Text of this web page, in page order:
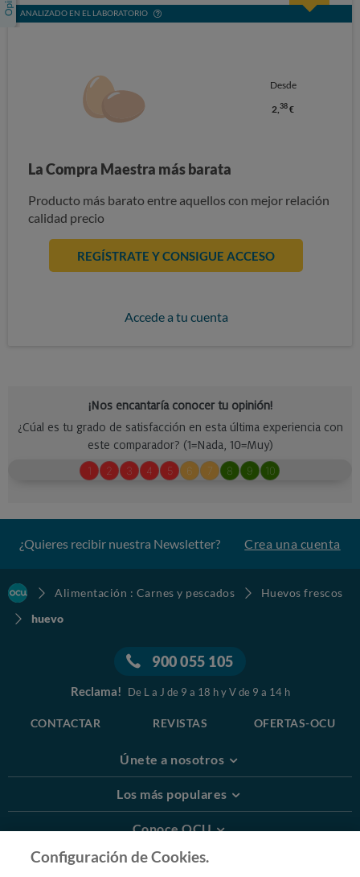
ANALIZADO EN EL LABORATORIO
Desde
2,38 €
La Compra Maestra más barata
Producto más barato entre aquellos con mejor relación
calidad precio
REGÍSTRATE Y CONSIGUE ACCESO
Accede a tu cuenta
¿Quieres recibir nuestra Newsletter? Crea una cuenta
Alimentación : Carnes y pescados
Huevos frescos
huevo
900 055 105
Reclama! De L a J de 9 a 18 h y V de 9 a 14 h
CONTACTAR REVISTAS OFERTAS-OCU
Únete a nosotros
Los más populares
Conoce OCU
Más Información
Configuración de Cookies.